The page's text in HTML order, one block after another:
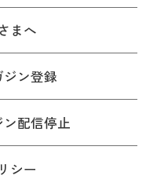
まへ
ン登録
配信停止
シー